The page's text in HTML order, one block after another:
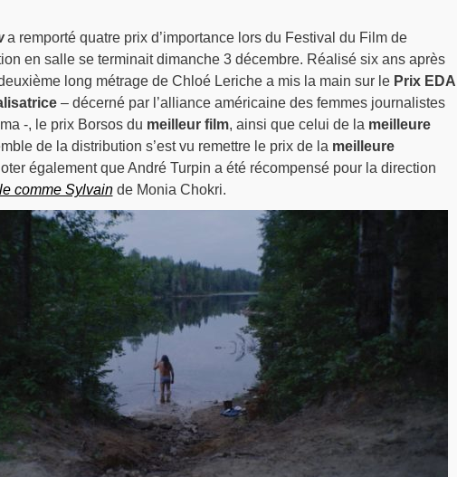
a remporté quatre prix d’importance lors du Festival du Film de
en salle se terminait dimanche 3 décembre. Réalisé six ans après
long métrage de Chloé Leriche a mis la main sur le Prix EDA
– décerné par l’alliance américaine des femmes journalistes
-, le prix Borsos du meilleur film, ainsi que celui de la meilleure
de la distribution s’est vu remettre le prix de la meilleure
également que André Turpin a été récompensé pour la direction
comme Sylvainde Monia Chokri.